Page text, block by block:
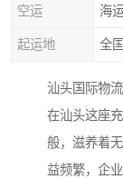
空运 海
起运地 全
汕头国际物
在汕头这座
般，滋养着
益频繁，企